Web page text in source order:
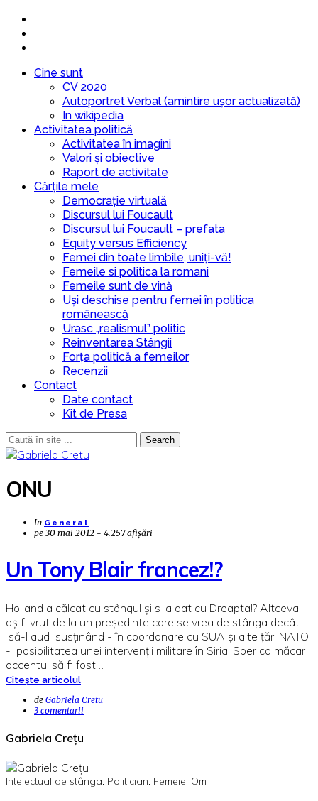
Cine sunt
CV 2020
Autoportret Verbal (amintire ușor actualizată)
In wikipedia
Activitatea politică
Activitatea în imagini
Valori și obiective
Raport de activitate
Cărțile mele
Democrație virtuală
Discursul lui Foucault
Discursul lui Foucault – prefata
Equity versus Efficiency
Femei din toate limbile, uniți-vă!
Femeile si politica la romani
Femeile sunt de vină
Uși deschise pentru femei în politica
românească
Urasc „realismul” politic
Reinventarea Stângii
Forța politică a femeilor
Recenzii
Contact
Date contact
Kit de Presa
Search
ONU
In General
pe 30 mai 2012 - 4.257 afișări
Un Tony Blair francez!?
Holland a călcat cu stângul și s-a dat cu Dreapta!? Altceva
aș fi vrut de la un președinte care se vrea de stânga decât
să-l aud susținând - în coordonare cu SUA și alte țări NATO
- posibilitatea unei intervenții militare în Siria. Sper ca măcar
accentul să fi fost…
Citește articolul
de Gabriela Cretu
3 comentarii
Gabriela Crețu
Intelectual de stânga. Politician. Femeie. Om